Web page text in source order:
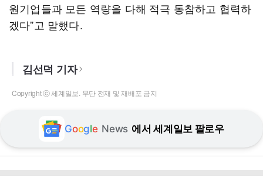
원기업들과 모든 역량을 다해 적극 동참하고 협력하
겠다”고 말했다.
김선덕 기자
Copyright ⓒ 세계일보. 무단 전재 및 재배포 금지
Google News 에서 세계일보 팔로우